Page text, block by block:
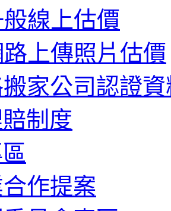
線上估價
上傳照片估價
家公司認證資
制度
作提案